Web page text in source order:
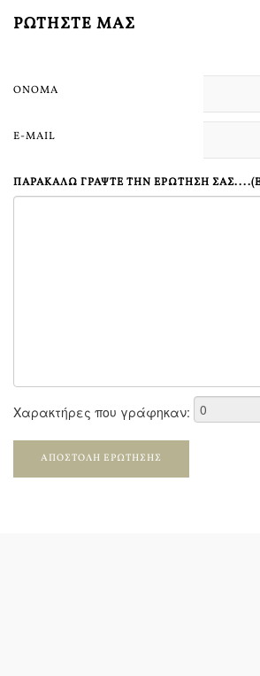
ΡΩΤΉΣΤΕ ΜΑΣ
ΌΝΟΜΑ
E-MAIL
ΠΑΡΑΚΑΛΏ ΓΡΆΨΤΕ ΤΗΝ ΕΡΏΤΗΣΗ
Χαρακτήρες που γράφηκαν:
ΑΠΟΣΤΟΛΉ ΕΡΏΤΗΣΗΣ